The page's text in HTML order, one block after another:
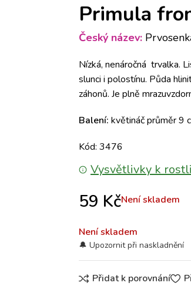
Primula
Český název:
Nízká, nenáročná trvalka.
slunci i polostínu. Půda
záhonů. Je plně
Balení: květináč průměr 9
Kód: 3476
Vysvětlivky k
59 KčNení skladem
Není skladem
Přidat k porovnání